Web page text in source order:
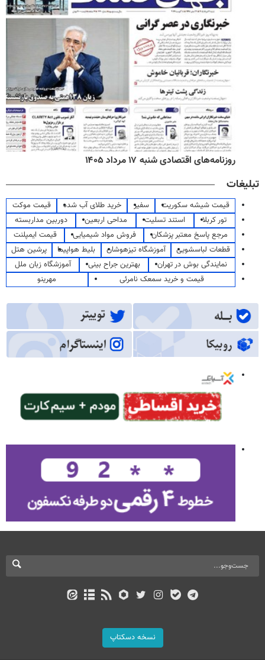
روزنامه‌های اقتصادی شنبه ۱۷ مرداد ۱۴۰۵
تبلیغات
قیمت شیشه سکوریت سفیر خرید طلای آب شده
قیمت موکت
تور کربلا
استند تسلیت مداحی اربعین
دوربین مداربسته
مرجع پاسخ معتبر پزشکان
فروش مواد شیمیایی
قیمت ایمپلنت
قطعات لباسشویی
آموزشگاه تیزهوشان بلیط هواپیما
پرشین هتل
نمایندگی بوش در تهران
بهترین جراح بینی
آموزشگاه زبان ملل
قیمت و خرید سمعک نامرئی
مهرینو
نسخه دسکتاپ